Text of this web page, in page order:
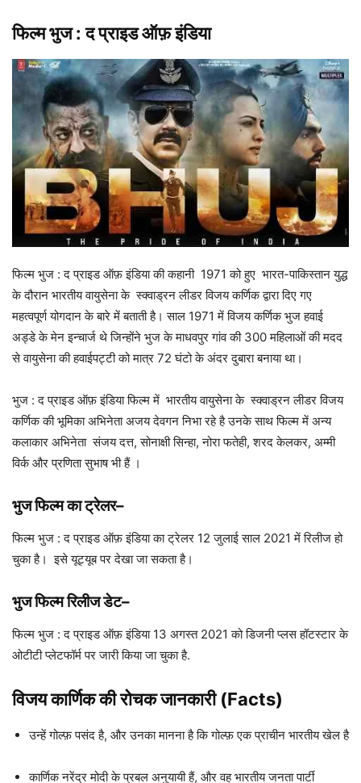
फिल्म भुज: द प्राइड ऑफ़ इंडिया
फिल्म भुज : द प्राइड ऑफ़ इंडिया की कहानी 1971 को हुए भारत-पाकिस्तान युद्ध
के दौरान भारतीय वायुसेना के स्क्वाड्रन लीडर विजय कर्णिक द्वारा दिए गए
महत्वपूर्ण योगदान के बारे में बताती है। साल 1971 में विजय कर्णिक भुज हवाई
अड्डे के मेन इन्चार्ज थे जिन्होंने भुज के माधवपुर गांव की 300 महिलाओं की मदद
से वायुसेना की हवाईपट्टी को मात्र 72 घंटो के अंदर दुबारा बनाया था।
भुज : द प्राइड ऑफ़ इंडिया फिल्म में भारतीय वायुसेना के स्क्वाड्रन लीडर विजय
कर्णिक की भूमिका अभिनेता अजय देवगन निभा रहे है उनके साथ फिल्म में अन्य
कलाकार अभिनेता संजय दत्त, सोनाक्षी सिन्हा, नोरा फतेही, शरद केलकर, अम्मी
विर्क और प्रणिता सुभाष भी हैं ।
भुज फिल्म का ट्रेलर–
फिल्म भुज : द प्राइड ऑफ़ इंडिया का ट्रेलर 12 जुलाई साल 2021 में रिलीज हो
चुका है। इसे यूट्यूब पर देखा जा सकता है।
भुज फिल्म रिलीज डेट–
फिल्म भुज : द प्राइड ऑफ़ इंडिया 13 अगस्त 2021 को डिजनी प्लस हॉटस्टार के
ओटीटी प्लेटफॉर्म पर जारी किया जा चुका है.
विजय कार्णिक की रोचक जानकारी (Facts)
उन्हें गोल्फ़ पसंद है, और उनका मानना ​​है कि गोल्फ़ एक प्राचीन भारतीय खेल है
कार्णिक नरेंद्र मोदी के प्रबल अनुयायी हैं, और वह भारतीय जनता पार्टी